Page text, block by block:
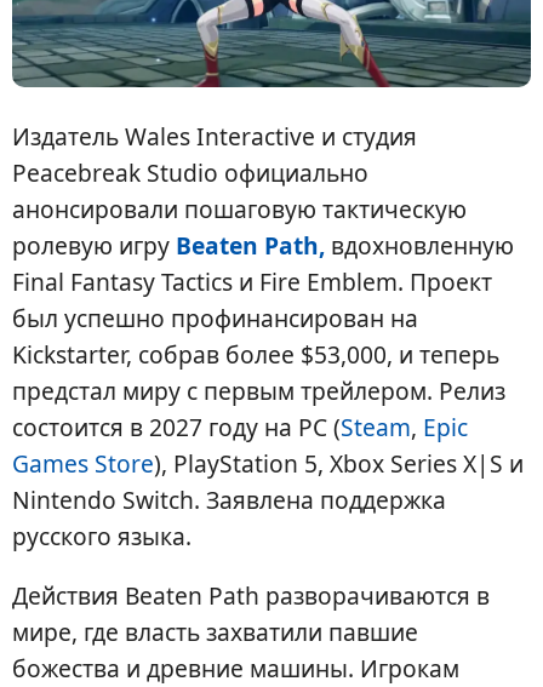
Издатель Wales Interactive и студия
Peacebreak Studio официально
анонсировали пошаговую тактическую
ролевую игру Beaten Path, вдохновленную
Final Fantasy Tactics и Fire Emblem. Проект
был успешно профинансирован на
Kickstarter, собрав более $53,000, и теперь
предстал миру с первым трейлером. Релиз
состоится в 2027 году на PC (Steam, Epic
Games Store), PlayStation 5, Xbox Series X|S и
Nintendo Switch. Заявлена поддержка
русского языка.
Действия Beaten Path разворачиваются в
мире, где власть захватили павшие
божества и древние машины. Игрокам